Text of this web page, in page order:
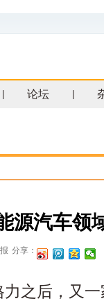
论坛
源汽车领
分享：
力之后，又